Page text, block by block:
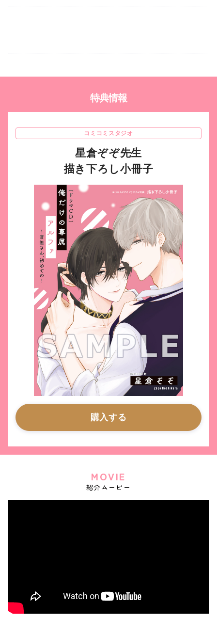
特典情報
コミコミスタジオ
星倉ぞぞ先生
描き下ろし小冊子
購入する
MOVIE
紹介ムービー